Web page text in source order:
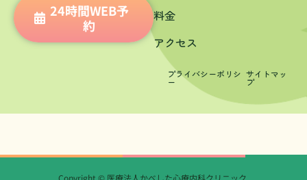
24時間WEB予
約
料金
アクセス
プライバシーポリシ
ー
サイトマッ
プ
Copyright © 医療法人かべした心療内科クリニック.